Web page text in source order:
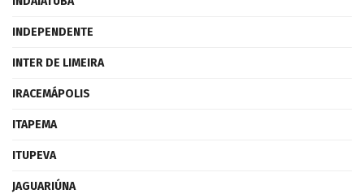
INDEPENDENTE
INTER DE LIMEIRA
IRACEMÁPOLIS
ITAPEMA
ITUPEVA
JAGUARIÚNA